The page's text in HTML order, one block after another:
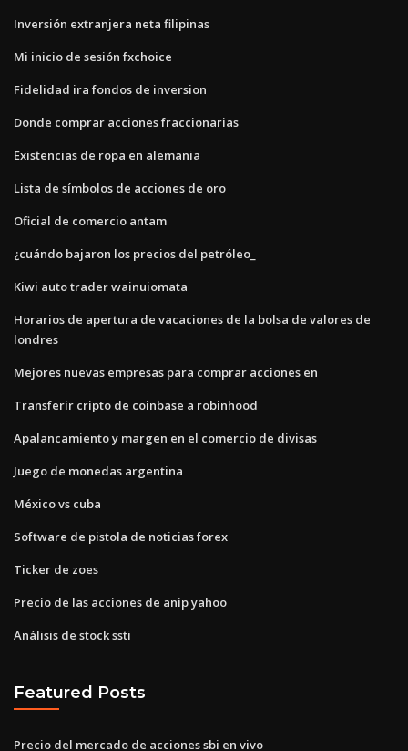
Inversión extranjera neta filipinas
Mi inicio de sesión fxchoice
Fidelidad ira fondos de inversion
Donde comprar acciones fraccionarias
Existencias de ropa en alemania
Lista de símbolos de acciones de oro
Oficial de comercio antam
¿cuándo bajaron los precios del petróleo_
Kiwi auto trader wainuiomata
Horarios de apertura de vacaciones de la bolsa de valores de
londres
Mejores nuevas empresas para comprar acciones en
Transferir cripto de coinbase a robinhood
Apalancamiento y margen en el comercio de divisas
Juego de monedas argentina
México vs cuba
Software de pistola de noticias forex
Ticker de zoes
Precio de las acciones de anip yahoo
Análisis de stock ssti
Featured Posts
Precio del mercado de acciones sbi en vivo